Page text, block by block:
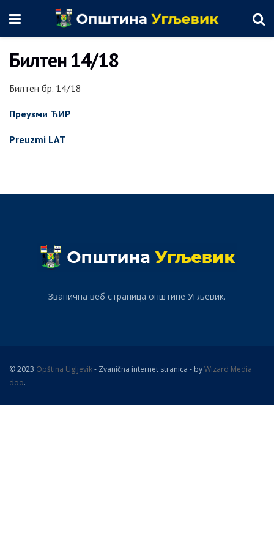
Билтен 14/18
Билтен бр. 14/18
Преузми ЋИР
Preuzmi LAT
Званична веб страница општине Угљевик.
© 2023 Opština Ugljevik- Zvanična internet stranica - byWizard Media
doo.